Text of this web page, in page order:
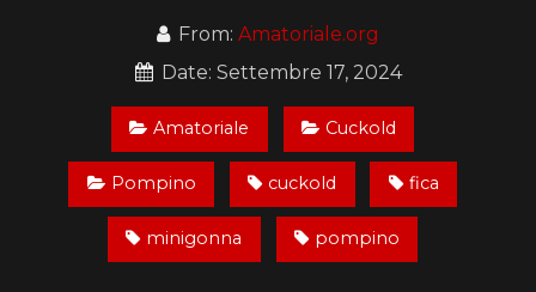
From: Amatoriale.org
Date: Settembre 17, 2024
Amatoriale Cuckold
Pompino cuckold fica
minigonna pompino